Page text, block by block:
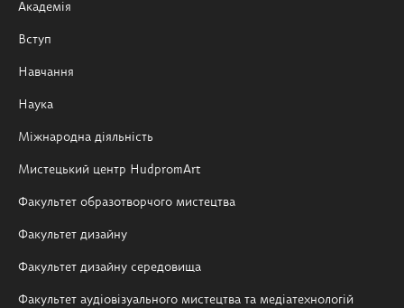
Академія
Вступ
Навчання
Наука
Міжнародна діяльність
Мистецький центр HudpromArt
Факультет образотворчого мистецтва
Факультет дизайну
Факультет дизайну середовища
Факультет аудіовізуального мистецтва та медіатехнологій